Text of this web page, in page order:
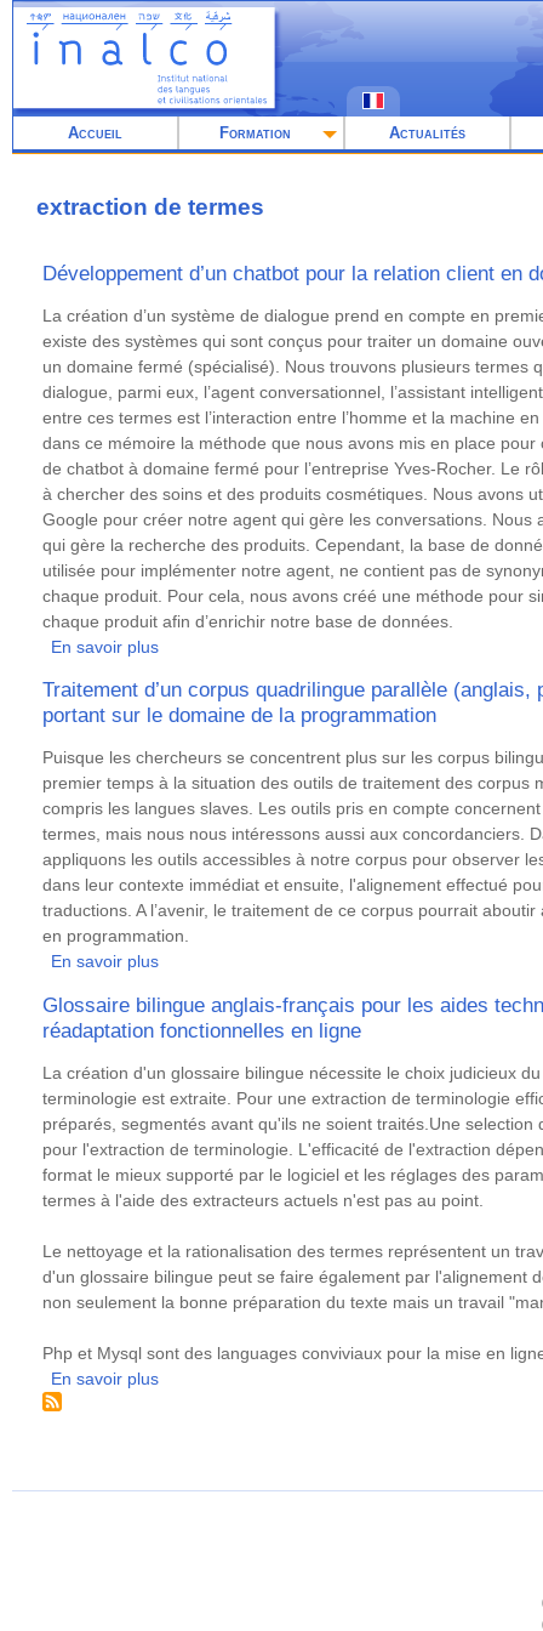
Aller
contenu
Accueil Formation Actualités
extraction de termes
Développement d’un chatbot pour la relation client en
Résumé
La création d’un système de dialogue prend en compte en
existe des systèmes qui sont conçus pour traiter un domaine
un domaine fermé (spécialisé). Nous trouvons plusieurs termes
dialogue, parmi eux, l’agent conversationnel, l’assistant
entre ces termes est l’interaction entre l’homme et la machine
dans ce mémoire la méthode que nous avons mis en place pour
de chatbot à domaine fermé pour l’entreprise Yves-Rocher. Le
à chercher des soins et des produits cosmétiques. Nous avons
Google pour créer notre agent qui gère les conversations. Nous
qui gère la recherche des produits. Cependant, la base de
utilisée pour implémenter notre agent, ne contient pas de
chaque produit. Pour cela, nous avons créé une méthode pour
chaque produit afin d’enrichir notre base de données.
En savoir plus
d’un
chatbot
pour
la
relation
en
domaine
spécialité
Traitement d’un corpus quadrilingue parallèle
portant sur le domaine de la programmation
Résumé
Puisque les chercheurs se concentrent plus sur les corpus
premier temps à la situation des outils de traitement des corpus
compris les langues slaves. Les outils pris en compte
termes, mais nous nous intéressons aussi aux concordanciers.
appliquons les outils accessibles à notre corpus pour observer
dans leur contexte immédiat et ensuite, l'alignement effectué
traductions. A l’avenir, le traitement de ce corpus pourrait
en programmation.
En savoir plus
d’un
corpus
quadrilingue
parallèle
(anglais,
polonais,
et
portant
sur
le
de
Glossaire bilingue anglais-français pour les aides
réadaptation fonctionnelles en ligne
Résumé
La création d'un glossaire bilingue nécessite le choix judicieux
terminologie est extraite. Pour une extraction de terminologie
préparés, segmentés avant qu'ils ne soient traités.Une selection
pour l'extraction de terminologie. L'efficacité de l'extraction
format le mieux supporté par le logiciel et les réglages des
termes à l'aide des extracteurs actuels n'est pas au point.
Le nettoyage et la rationalisation des termes représentent un
d'un glossaire bilingue peut se faire également par l'alignement
non seulement la bonne préparation du texte mais un travail
Php et Mysql sont des languages conviviaux pour la mise en
En savoir plus